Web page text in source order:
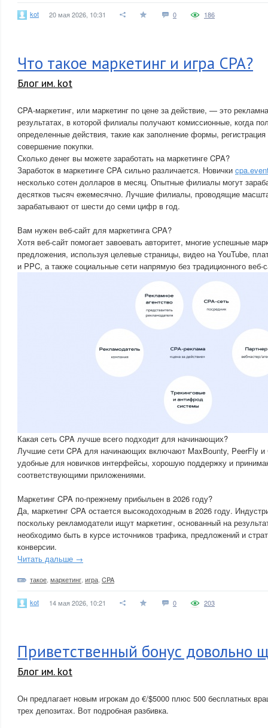
kot 20 мая 2026, 10:31 0 186
Что такое маркетинг и игра CPA?
Блог им. kot
CPA-маркетинг, или маркетинг по цене за действие, — это
результатах, в которой филиалы получают комиссионные, когда
определенные действия, такие как заполнение формы,
совершение покупки.
Сколько денег вы можете заработать на маркетинге CPA?
Заработок в маркетинге CPA сильно различается. Новички
несколько сотен долларов в месяц. Опытные филиалы могут
десятков тысяч ежемесячно. Лучшие филиалы, проводящие
зарабатывают от шести до семи цифр в год.
Вам нужен веб-сайт для маркетинга CPA?
Хотя веб-сайт помогает завоевать авторитет, многие успешные
предложения, используя целевые страницы, видео на YouTube,
и PPC, а также социальные сети напрямую без традиционного веб-
Какая сеть CPA лучше всего подходит для начинающих?
Лучшие сети CPA для начинающих включают MaxBounty, PeerFly и
удобные для новичков интерфейсы, хорошую поддержку и
соответствующими приложениями.
Маркетинг CPA по-прежнему прибыльен в 2026 году?
Да, маркетинг CPA остается высокодоходным в 2026 году.
поскольку рекламодатели ищут маркетинг, основанный на
необходимо быть в курсе источников трафика, предложений и
конверсии.
Читать дальше →
такое маркетинг игра CPA
kot 14 мая 2026, 10:21 0 203
Приветственный бонус довольно
Блог им. kot
Он предлагает новым игрокам до €/$5000 плюс 500 бесплатных
трех депозитах. Вот подробная разбивка.